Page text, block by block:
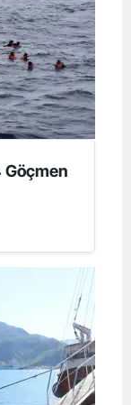
Göçmen